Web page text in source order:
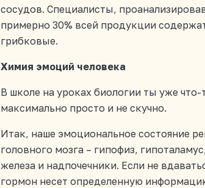
сосудов. Специалисты,
примерно 30% всей продукции
грибковые.
Химия эмоций человека
В школе на уроках биологии ты уже
максимально просто и не скучно.
Итак, наше эмоциональное состояние
головного мозга – гипофиз,
железа и надпочечники. Если не
гормон несет определенную